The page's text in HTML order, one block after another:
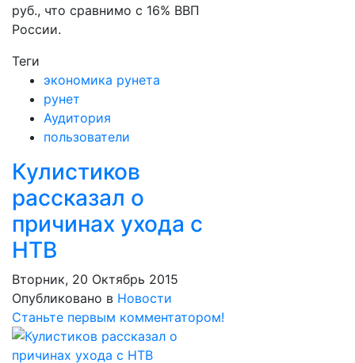
руб., что сравнимо с 16% ВВП
России.
Теги
экономика рунета
рунет
Аудитория
пользователи
Кулистиков
рассказал о
причинах ухода с
НТВ
Вторник, 20 Октябрь 2015
Опубликовано в Новости
Станьте первым комментатором!